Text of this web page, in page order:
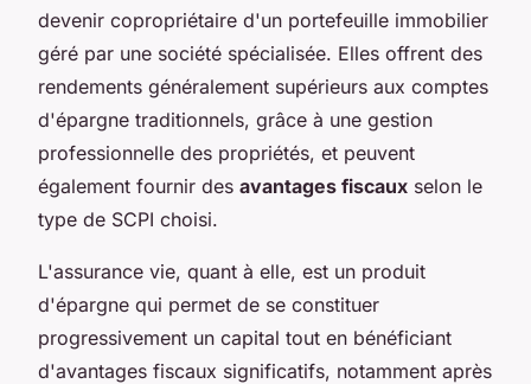
devenir copropriétaire d'un portefeuille immobilier
géré par une société spécialisée. Elles offrent des
rendements généralement supérieurs aux comptes
d'épargne traditionnels, grâce à une gestion
professionnelle des propriétés, et peuvent
également fournir des avantages fiscaux selon le
type de SCPI choisi.
L'assurance vie, quant à elle, est un produit
d'épargne qui permet de se constituer
progressivement un capital tout en bénéficiant
d'avantages fiscaux significatifs, notamment après